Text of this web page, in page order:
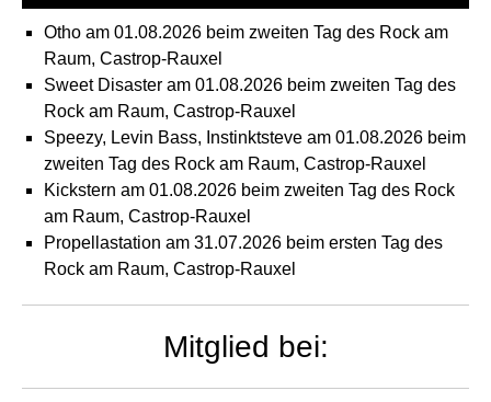
Otho am 01.08.2026 beim zweiten Tag des Rock am
Raum, Castrop-Rauxel
Sweet Disaster am 01.08.2026 beim zweiten Tag des
Rock am Raum, Castrop-Rauxel
Speezy, Levin Bass, Instinktsteve am 01.08.2026 beim
zweiten Tag des Rock am Raum, Castrop-Rauxel
Kickstern am 01.08.2026 beim zweiten Tag des Rock
am Raum, Castrop-Rauxel
Propellastation am 31.07.2026 beim ersten Tag des
Rock am Raum, Castrop-Rauxel
Mitglied bei: